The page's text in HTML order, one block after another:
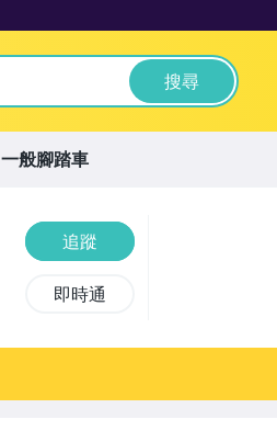
搜尋
追蹤
即時通
一般腳踏車